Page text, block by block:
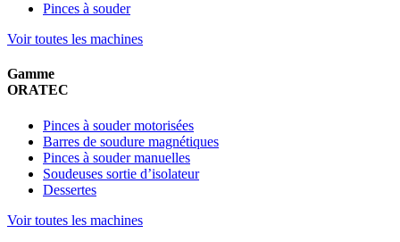
Pinces à souder
Voir toutes les machines
Gamme
ORATEC
Pinces à souder motorisées
Barres de soudure magnétiques
Pinces à souder manuelles
Soudeuses sortie d’isolateur
Dessertes
Voir toutes les machines